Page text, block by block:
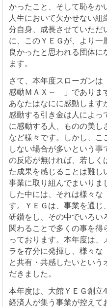
かったこと、そして恥をか
人生において欠かせない
分自身、成長させていただ
に、このＹＥＧが、より
良かったと思われる団体
ます。
さて、本年度スローガン
感動ＭＡＸ～ 」でありま
あなたはなにに感動します
感動する引き金は人によ
に感動する人、ものの美
など様々です。しかし、
しない場合が多いという
の反応が無ければ、若しく
た成果を感じることは難
事業に取り組んでまいりま
した中には、それは様々
す。ＹＥＧは、事業を通じ
研鑽をし、その中でいろい
関わることで多くの事を得
っております。本年度は
ラを存分に発揮し、様々
と共有・共感したいとい
だきました。
本年度は、大館ＹＥＧ創立
経済人が集う事業が控えて